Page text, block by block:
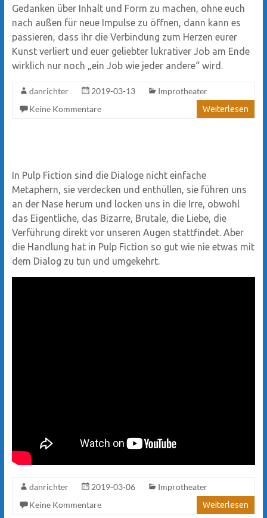
Gedanken über Inhalt und Form zu machen, ohne euch
nach außen für neue Impulse zu öffnen, dann kann es
passieren, dass ihr die Verbindung zum Herzen eurer
Kunst verliert und euer geliebter lukrativer Job am Ende
wirklich nur noch „ein Job wie jeder andere“ wird.
danrichter 2019-03-13
Improtheater
Keine Kommentare
Weiterlesen
In Pulp Fiction sind die Dialoge nicht einfache
Metaphern, sie verdecken und enthüllen, sie führen uns
an der Nase herum und locken uns in die Irre, obwohl
das Eigentliche, das Bizarre, Brutale, die Liebe, die
Verführung direkt vor unseren Augen stattfindet. Aber
die Handlung hat in Pulp Fiction so gut wie nie etwas mit
dem Dialog zu tun und umgekehrt.
danrichter 2019-03-06
Improtheater
Keine Kommentare
Weiterlesen